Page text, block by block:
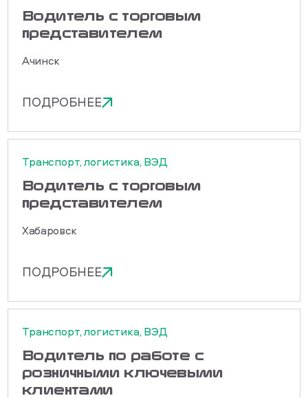
Водитель с торговым
представителем
Ачинск
ПОДРОБНЕЕ
Транспорт, логистика, ВЭД
Водитель с торговым
представителем
Хабаровск
ПОДРОБНЕЕ
Транспорт, логистика, ВЭД
Водитель по работе с
розничными ключевыми
клиентами